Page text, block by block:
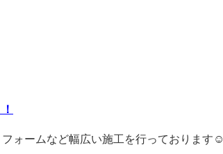
ォームなど幅広い施工を行っております☺